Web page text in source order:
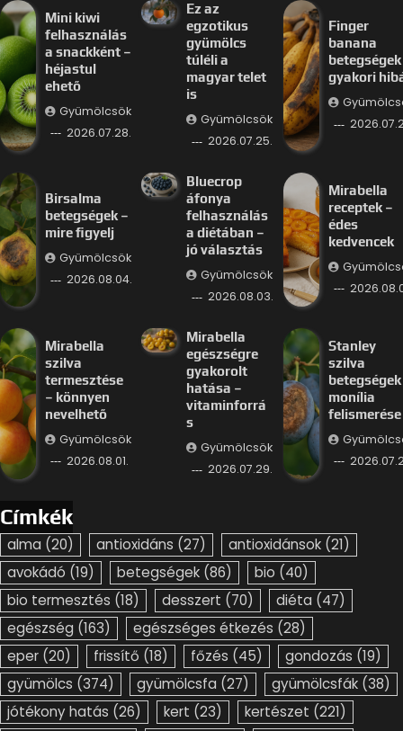
Mini kiwi
felhasználás
a snackként –
héjastul
ehető
Gyümölcsök
2026.07.28.
Ez az
egzotikus
gyümölcs
túléli a
magyar telet
is
Gyümölcsök
2026.07.25.
Finger
banana
betegségek
gyakori
Birsalma
betegségek –
mire figyelj
Gyümölcsök
2026.08.04.
Bluecrop
áfonya
felhasználás
a diétában –
jó választás
Gyümölcsök
2026.08.03.
Mirabella
receptek –
édes
kedvencek
Mirabella
szilva
termesztése
– könnyen
nevelhető
Gyümölcsök
2026.08.01.
Mirabella
egészségre
gyakorolt
hatása –
vitaminforrá
s
Gyümölcsök
2026.07.29.
Stanley
szilva
betegségek
monília
felismerése
Címkék
alma (20) antioxidáns (27) antioxidánsok (21)
avokádó (19) betegségek (86) bio (40)
bio termesztés (18) desszert (70) diéta (47)
egészség (163) egészséges étkezés (28)
eper (20) frissítő (18) főzés (45) gondozás (19)
gyümölcs (374) gyümölcsfa (27) gyümölcsfák (38)
jótékony hatás (26) kert (23) kertészet (221)